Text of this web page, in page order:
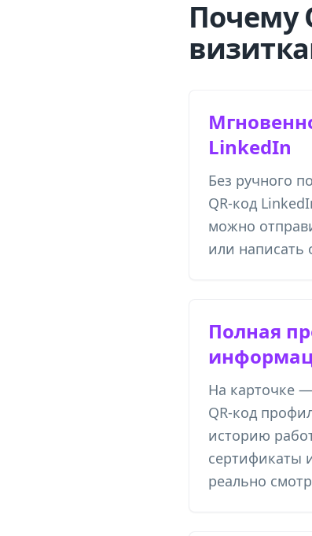
Почему
LinkedIn
Без ручного
QR-код
можно
или написать
Полная
На карточке
QR-код
историю
сертификаты
реально